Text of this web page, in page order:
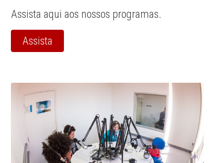
Assista aqui aos nossos programas.
Assista